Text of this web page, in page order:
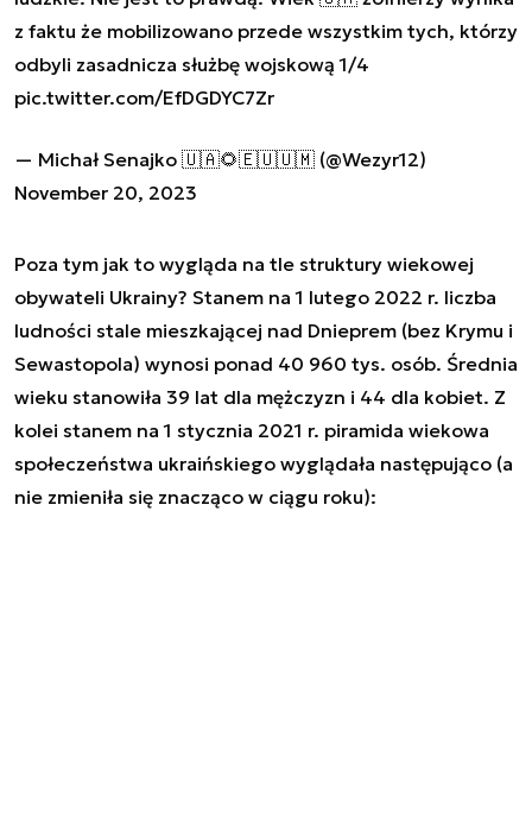
z faktu że mobilizowano przede wszystkim tych, którzy
odbyli zasadnicza służbę wojskową 1/4
pic.twitter.com/EfDGDYC7Zr
— Michał Senajko 🇺🇦🌻🇪🇺🇺🇲 (@Wezyr12)
November 20, 2023
Poza tym jak to wygląda na tle struktury wiekowej
obywateli Ukrainy? Stanem na 1 lutego 2022 r. liczba
ludności stale mieszkającej nad Dnieprem (bez Krymu i
Sewastopola) wynosi ponad 40 960 tys. osób. Średnia
wieku stanowiła 39 lat dla mężczyzn i 44 dla kobiet. Z
kolei stanem na 1 stycznia 2021 r. piramida wiekowa
społeczeństwa ukraińskiego wyglądała następująco (a
nie zmieniła się znacząco w ciągu roku):